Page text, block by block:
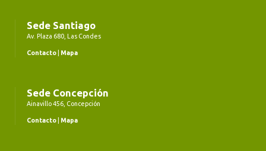
Sede Santiago
Av. Plaza 680, Las Condes
Contacto Mapa
Sede Concepción
Ainavillo 456, Concepción
Contacto Mapa